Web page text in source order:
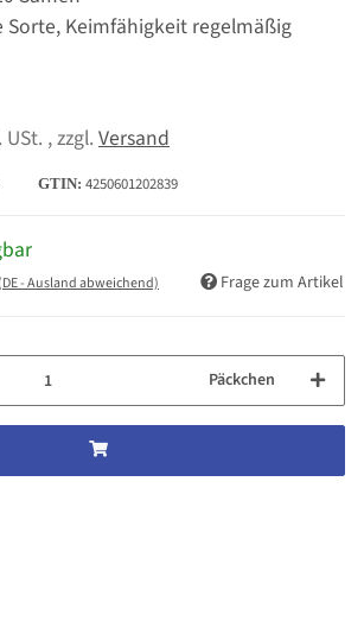
Sorte, Keimfähigkeit regelmäßig
, zzgl.Versand
GTIN: 4250601202839
(DE - Ausland abweichend) Frage zum Artikel
Päckchen